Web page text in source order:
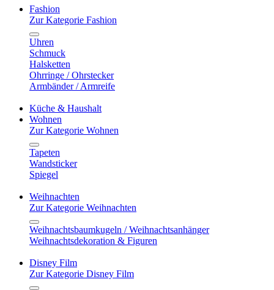
Fashion
Zur Kategorie Fashion
Uhren
Schmuck
Halsketten
Ohrringe / Ohrstecker
Armbänder / Armreife
Küche & Haushalt
Wohnen
Zur Kategorie Wohnen
Tapeten
Wandsticker
Spiegel
Weihnachten
Zur Kategorie Weihnachten
Weihnachtsbaumkugeln / Weihnachtsanhänger
Weihnachtsdekoration & Figuren
Disney Film
Zur Kategorie Disney Film